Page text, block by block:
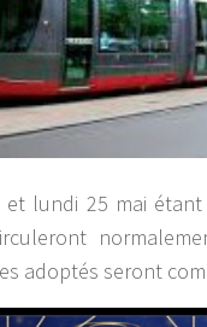
et lundi 25 mai
adoptés seront